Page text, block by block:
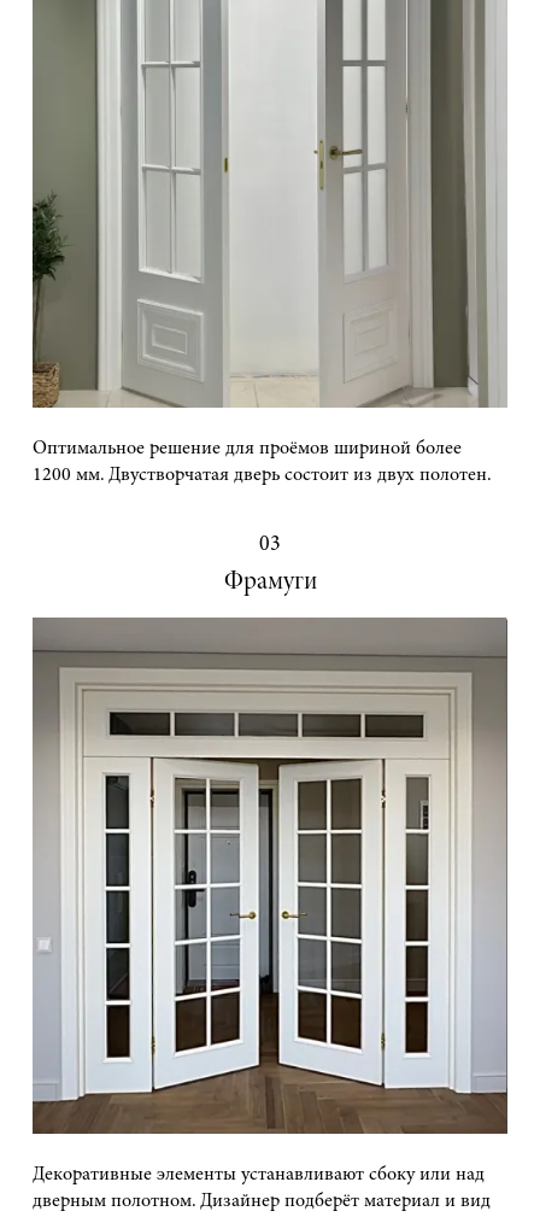
Оптимальное решение для проёмов шириной более
1200 мм. Двустворчатая дверь состоит из двух полотен.
03
Фрамуги
Декоративные элементы устанавливают сбоку или над
дверным полотном. Дизайнер подберёт материал и вид